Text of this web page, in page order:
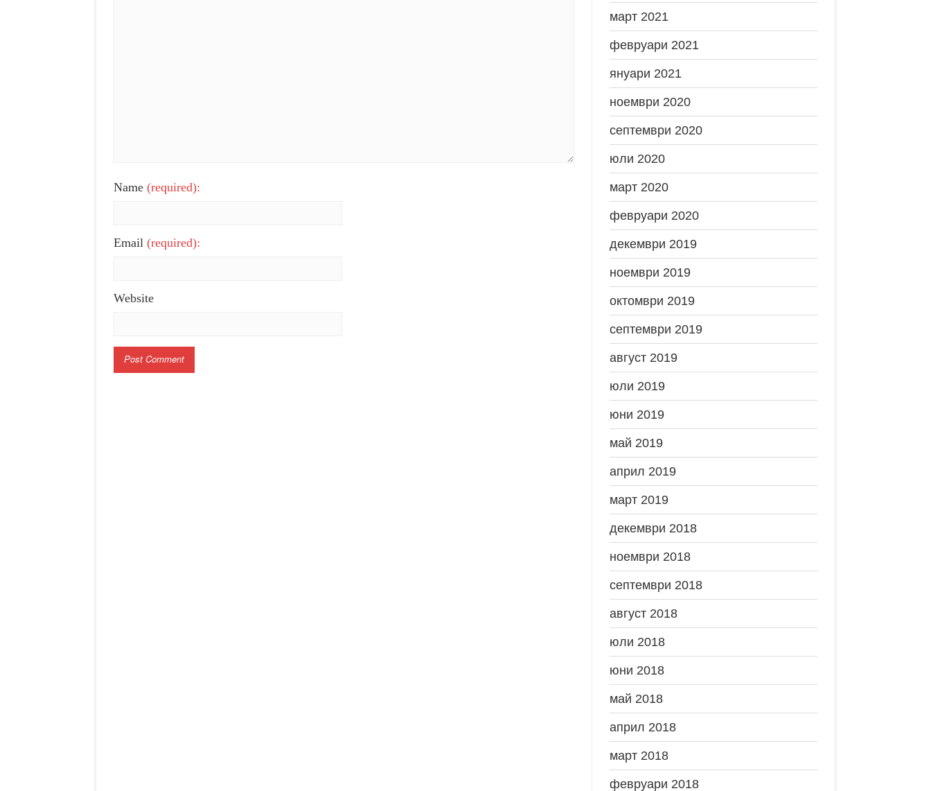
Name (required):
Email (required):
Website
март 2021
февруари 2021
януари 2021
ноември 2020
септември 2020
юли 2020
март 2020
февруари 2020
декември 2019
ноември 2019
октомври 2019
септември 2019
август 2019
юли 2019
юни 2019
май 2019
април 2019
март 2019
декември 2018
ноември 2018
септември 2018
август 2018
юли 2018
юни 2018
май 2018
април 2018
март 2018
февруари 2018